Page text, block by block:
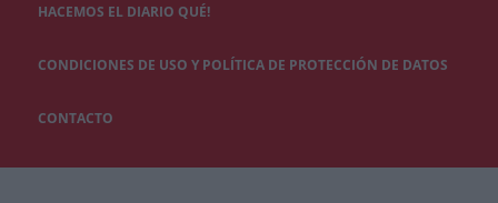
HACEMOS EL DIARIO QUÉ!
CONDICIONES DE USO Y POLÍTICA DE PROTECCIÓN DE DATOS
CONTACTO